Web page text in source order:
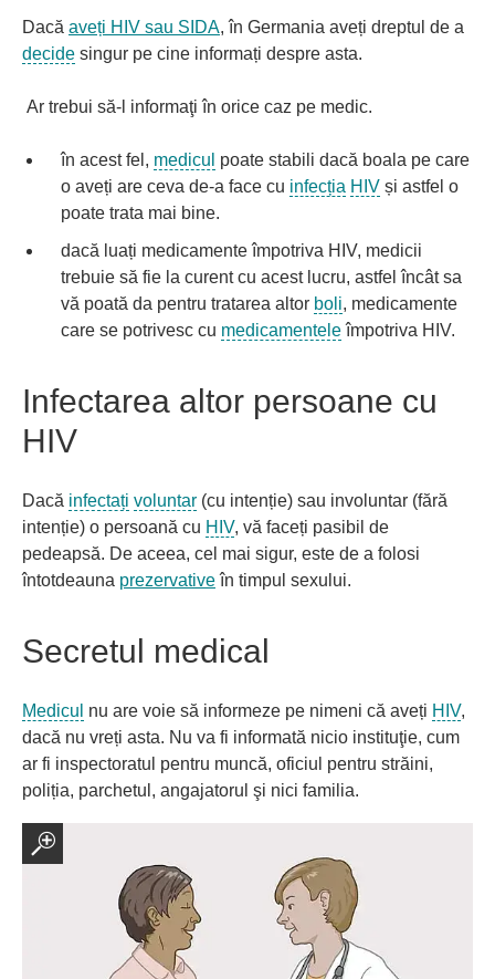
Dacă aveți HIV sau SIDA, în Germania aveți dreptul de a
decide singur pe cine informați despre asta.
Ar trebui să-l informaţi în orice caz pe medic.
în acest fel, medicul poate stabili dacă boala pe care
o aveți are ceva de-a face cu infecția HIV și astfel o
poate trata mai bine.
dacă luați medicamente împotriva HIV, medicii
trebuie să fie la curent cu acest lucru, astfel încât sa
vă poată da pentru tratarea altor boli, medicamente
care se potrivesc cu medicamenteleîmpotriva HIV.
Infectarea altor persoane cu
HIV
Dacă infectați voluntar (cu intenție) sau involuntar (fără
intenție) o persoană cu HIV, vă faceți pasibil de
pedeapsă. De aceea, cel mai sigur, este de a folosi
întotdeauna prezervativeîn timpul sexului.
Secretul medical
Medicul nu are voie să informeze pe nimeni că aveți HIV,
dacă nu vreți asta. Nu va fi informată nicio instituţie, cum
ar fi inspectoratul pentru muncă, oficiul pentru străini,
poliția, parchetul, angajatorul şi nici familia.